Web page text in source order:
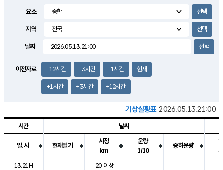
3.9m/s
요소
지역
날짜
이전자료 -12시간 -3시간 -1시간 현재
+1시간 +3시간 +12시간
기상실황표 2026.05.13.21:00
도시별 기상실황표로 지점, 날씨, 기온, 강수, 바람, 기압등을 안내한 표입
시간 날씨
일.시 현재일기
시정
km
운량
1/10
중하운량
13.21H
20 이상